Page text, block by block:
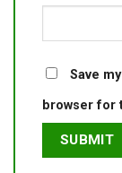
Save
browser for